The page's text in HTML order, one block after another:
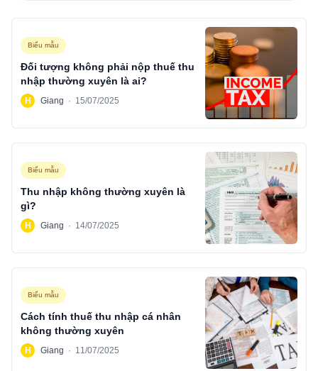
Biểu mẫu
Đối tượng không phải nộp thuế thu
nhập thường xuyên là ai?
H Giang · 15/07/2025
Biểu mẫu
Thu nhập không thường xuyên là
gì?
H Giang · 14/07/2025
Biểu mẫu
Cách tính thuế thu nhập cá nhân
không thường xuyên
H Giang · 11/07/2025